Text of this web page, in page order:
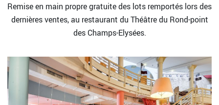
Remise en main propre gratuite des lots remportés lors des
dernières ventes, au restaurant du Théâtre du Rond-point
des Champs-Elysées.